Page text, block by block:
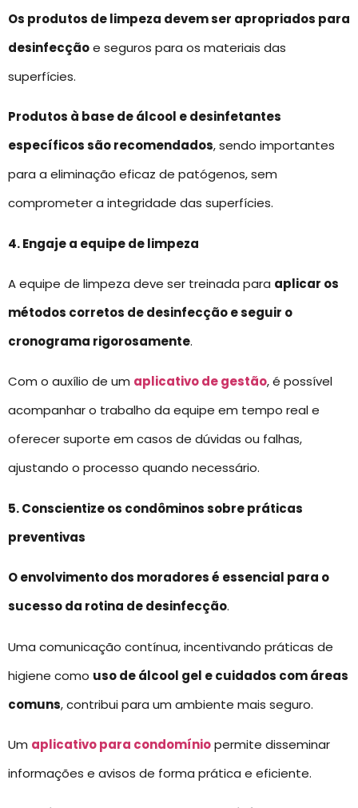
Os produtos de limpeza devem ser apropriados para
desinfecçãoe seguros para os materiais das
superfícies.
Produtos à base de álcool e desinfetantes
específicos são recomendados, sendo importantes
para a eliminação eficaz de patógenos, sem
comprometer a integridade das superfícies.
4. Engaje a equipe de limpeza
A equipe de limpeza deve ser treinada para aplicar os
métodos corretos de desinfecção e seguir o
cronograma rigorosamente.
Com o auxílio de um aplicativo de gestão, é possível
acompanhar o trabalho da equipe em tempo real e
oferecer suporte em casos de dúvidas ou falhas,
ajustando o processo quando necessário.
5. Conscientize os condôminos sobre práticas
preventivas
O envolvimento dos moradores é essencial para o
sucesso da rotina de desinfecção.
Uma comunicação contínua, incentivando práticas de
higiene como uso de álcool gel e cuidados com áreas
comuns, contribui para um ambiente mais seguro.
Um aplicativo para condomíniopermite disseminar
informações e avisos de forma prática e eficiente.